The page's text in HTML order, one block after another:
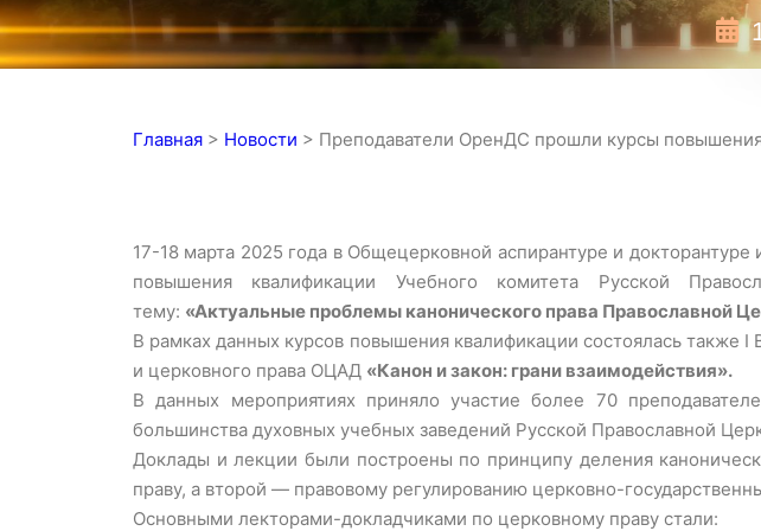
Главная > Новости > Преподаватели ОренДС прошли курсы
17-18 марта 2025 года в Общецерковной аспирантуре и
повышения квалификации Учебного комитета Русской
тему: «Актуальные проблемы канонического права Православной
В рамках данных курсов повышения квалификации состоялась также
и церковного права ОЦАД «Канон и закон: грани взаимодействия».
В данных мероприятиях приняло участие более 70
большинства духовных учебных заведений Русской Православной
Доклады и лекции были построены по принципу деления
праву, а второй — правовому регулированию церковно-
Основными лекторами-докладчиками по церковному праву стали: